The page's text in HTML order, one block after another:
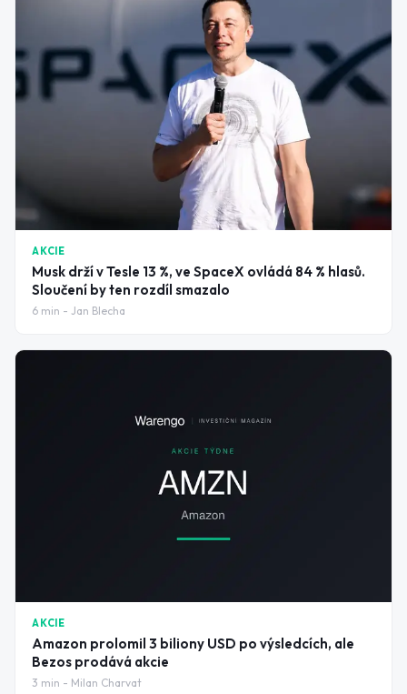
AKCIE
Musk drží v Tesle 13 %, ve SpaceX ovládá 84 % hlasů.
Sloučení by ten rozdíl smazalo
6 min - Jan Blecha
AKCIE
Amazon prolomil 3 biliony USD po výsledcích, ale
Bezos prodává akcie
3 min - Milan Charvat